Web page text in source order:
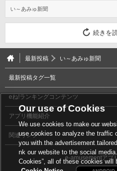
い～あみゅ新聞
続きを
最新投稿 い～あみゅ新聞
最新投稿タグ一覧
eね!ランキングコンテンツ
アプリ機能紹介
関連リンク
e-amusementアプ
Our use of Cookies
We use cookies to make our
use cookies to analyze the traffic
you with the advertisement
nk our website to the social
Cookies”, all of these cookies will